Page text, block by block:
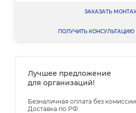
ЗАКАЗАТЬ
ПОЛУЧИТЬ КОНСУЛЬТАЦИЮ
Лучшее предложение
для организаций!
Безналичная оплата без
Доставка по РФ.